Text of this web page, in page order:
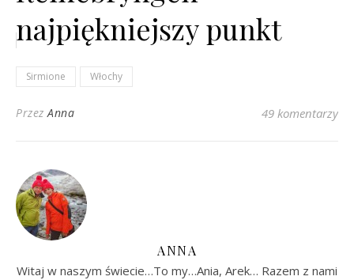
najpiękniejszy punkt
widokowy na Lofotach...
Sirmione Włochy
PrzezAnna 49 komentarzy
ANNA
Witaj w naszym świecie…To my…Ania, Arek… Razem z nami